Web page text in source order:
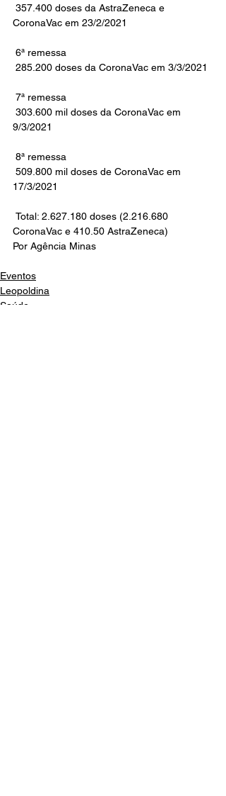
CoronaVac em 23/2/2021
6ª remessa
285.200 doses da CoronaVac em 3/3/2021
7ª remessa
9/3/2021
8ª remessa
17/3/2021
CoronaVac e 410.50 AstraZeneca)
Por Agência Minas
Eventos
Leopoldina
Saúde